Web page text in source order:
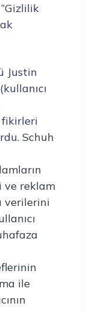
Justin
fikirleri
Schuh
ve reklam
verilerini
ile